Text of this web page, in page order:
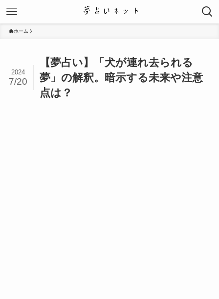
ホーム
【夢占い】「犬が連れ去られる
夢」の解釈。暗示する未来や注意
点は？
2024
7/20